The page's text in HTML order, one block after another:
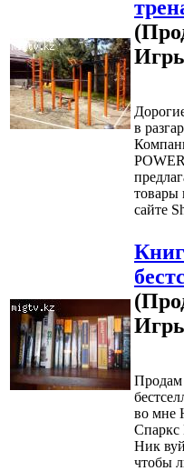
в
товары
сайте
Продам
во мне
Ник
чтобы